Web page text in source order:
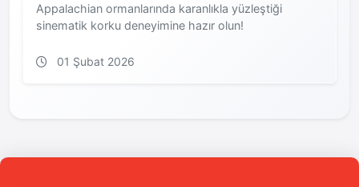
Appalachian ormanlarında karanlıkla yüzleştiği
sinematik korku deneyimine hazır olun!
01 Şubat 2026